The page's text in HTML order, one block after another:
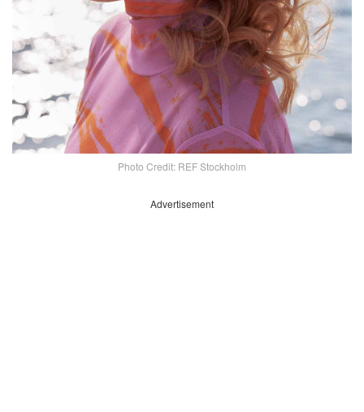
Photo Credit: REF Stockholm
Advertisement